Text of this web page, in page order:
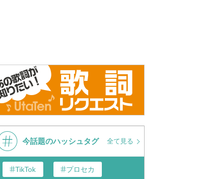
今話題のハッシュタグ 全て見る
TikTok プロセカ